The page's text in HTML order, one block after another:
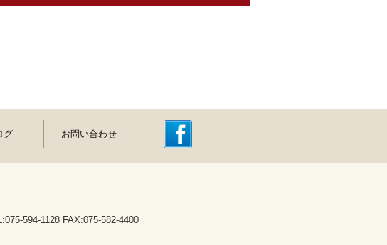
グ お問い合わせ
594-1128 FAX:075-582-4400